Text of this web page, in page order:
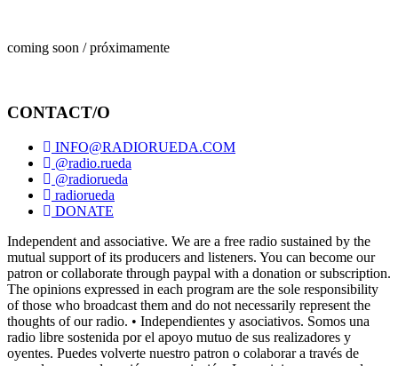
coming soon / próximamente
CONTACT/O
INFO@RADIORUEDA.COM
@radio.rueda
@radiorueda
radiorueda
DONATE
Independent and associative. We are a free radio sustained by the
mutual support of its producers and listeners. You can become our
patron or collaborate through paypal with a donation or subscription.
The opinions expressed in each program are the sole responsibility
of those who broadcast them and do not necessarily represent the
thoughts of our radio. • Independientes y asociativos. Somos una
radio libre sostenida por el apoyo mutuo de sus realizadores y
oyentes. Puedes volverte nuestro patron o colaborar a través de